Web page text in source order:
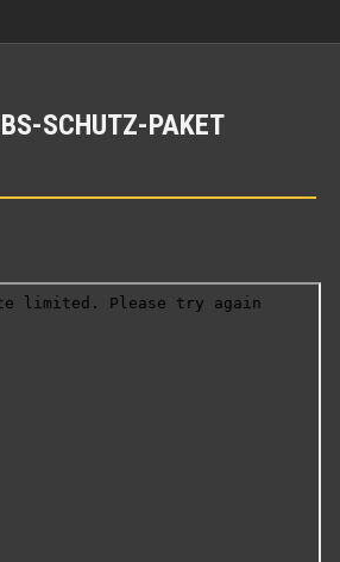
SCHUTZ-PAKET